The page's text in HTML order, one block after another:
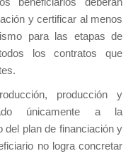
y certificar al menos
para las etapas de
los contratos que
producción y
únicamente a la
del plan de financiación y
no logra concretar